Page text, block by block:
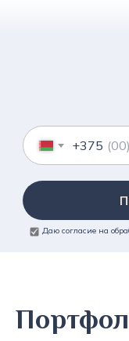
+375
Даю согласие на